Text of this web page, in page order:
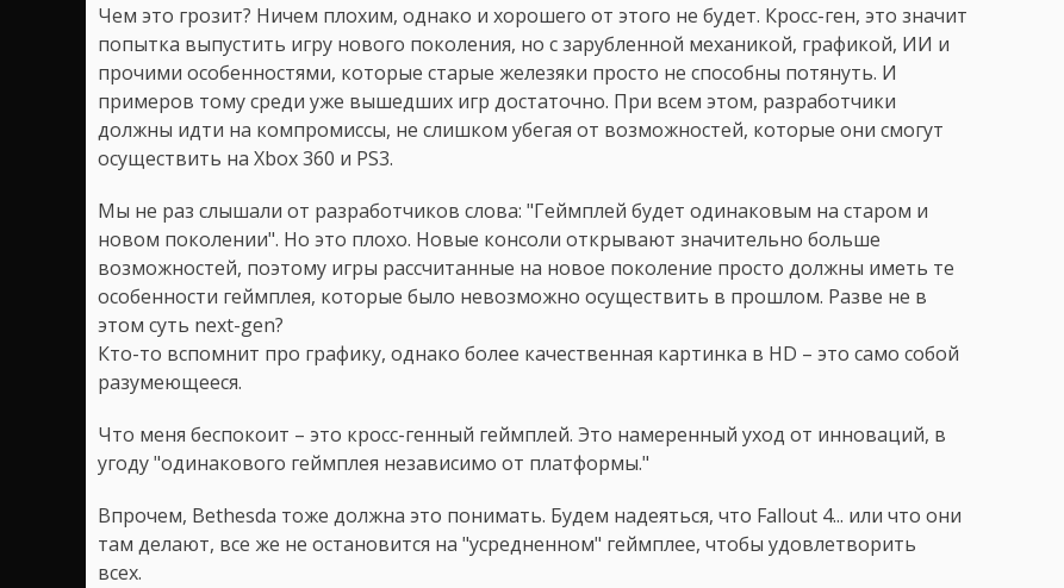
Чем это грозит? Ничем плохим, однако и хорошего от этого не будет. Кросс-ген, это значит
попытка выпустить игру нового поколения, но с зарубленной механикой, графикой, ИИ и
прочими особенностями, которые старые железяки просто не способны потянуть. И
примеров тому среди уже вышедших игр достаточно. При всем этом, разработчики
должны идти на компромиссы, не слишком убегая от возможностей, которые они смогут
осуществить на Xbox 360 и PS3.
Мы не раз слышали от разработчиков слова: "Геймплей будет одинаковым на старом и
новом поколении". Но это плохо. Новые консоли открывают значительно больше
возможностей, поэтому игры рассчитанные на новое поколение просто должны иметь те
особенности геймплея, которые было невозможно осуществить в прошлом. Разве не в
этом суть next-gen?
Кто-то вспомнит про графику, однако более качественная картинка в HD – это само собой
разумеющееся.
Что меня беспокоит – это кросс-генный геймплей. Это намеренный уход от инноваций, в
угоду "одинакового геймплея независимо от платформы."
Впрочем, Bethesda тоже должна это понимать. Будем надеяться, что Fallout 4... или что они
там делают, все же не остановится на "усредненном" геймплее, чтобы удовлетворить
всех.